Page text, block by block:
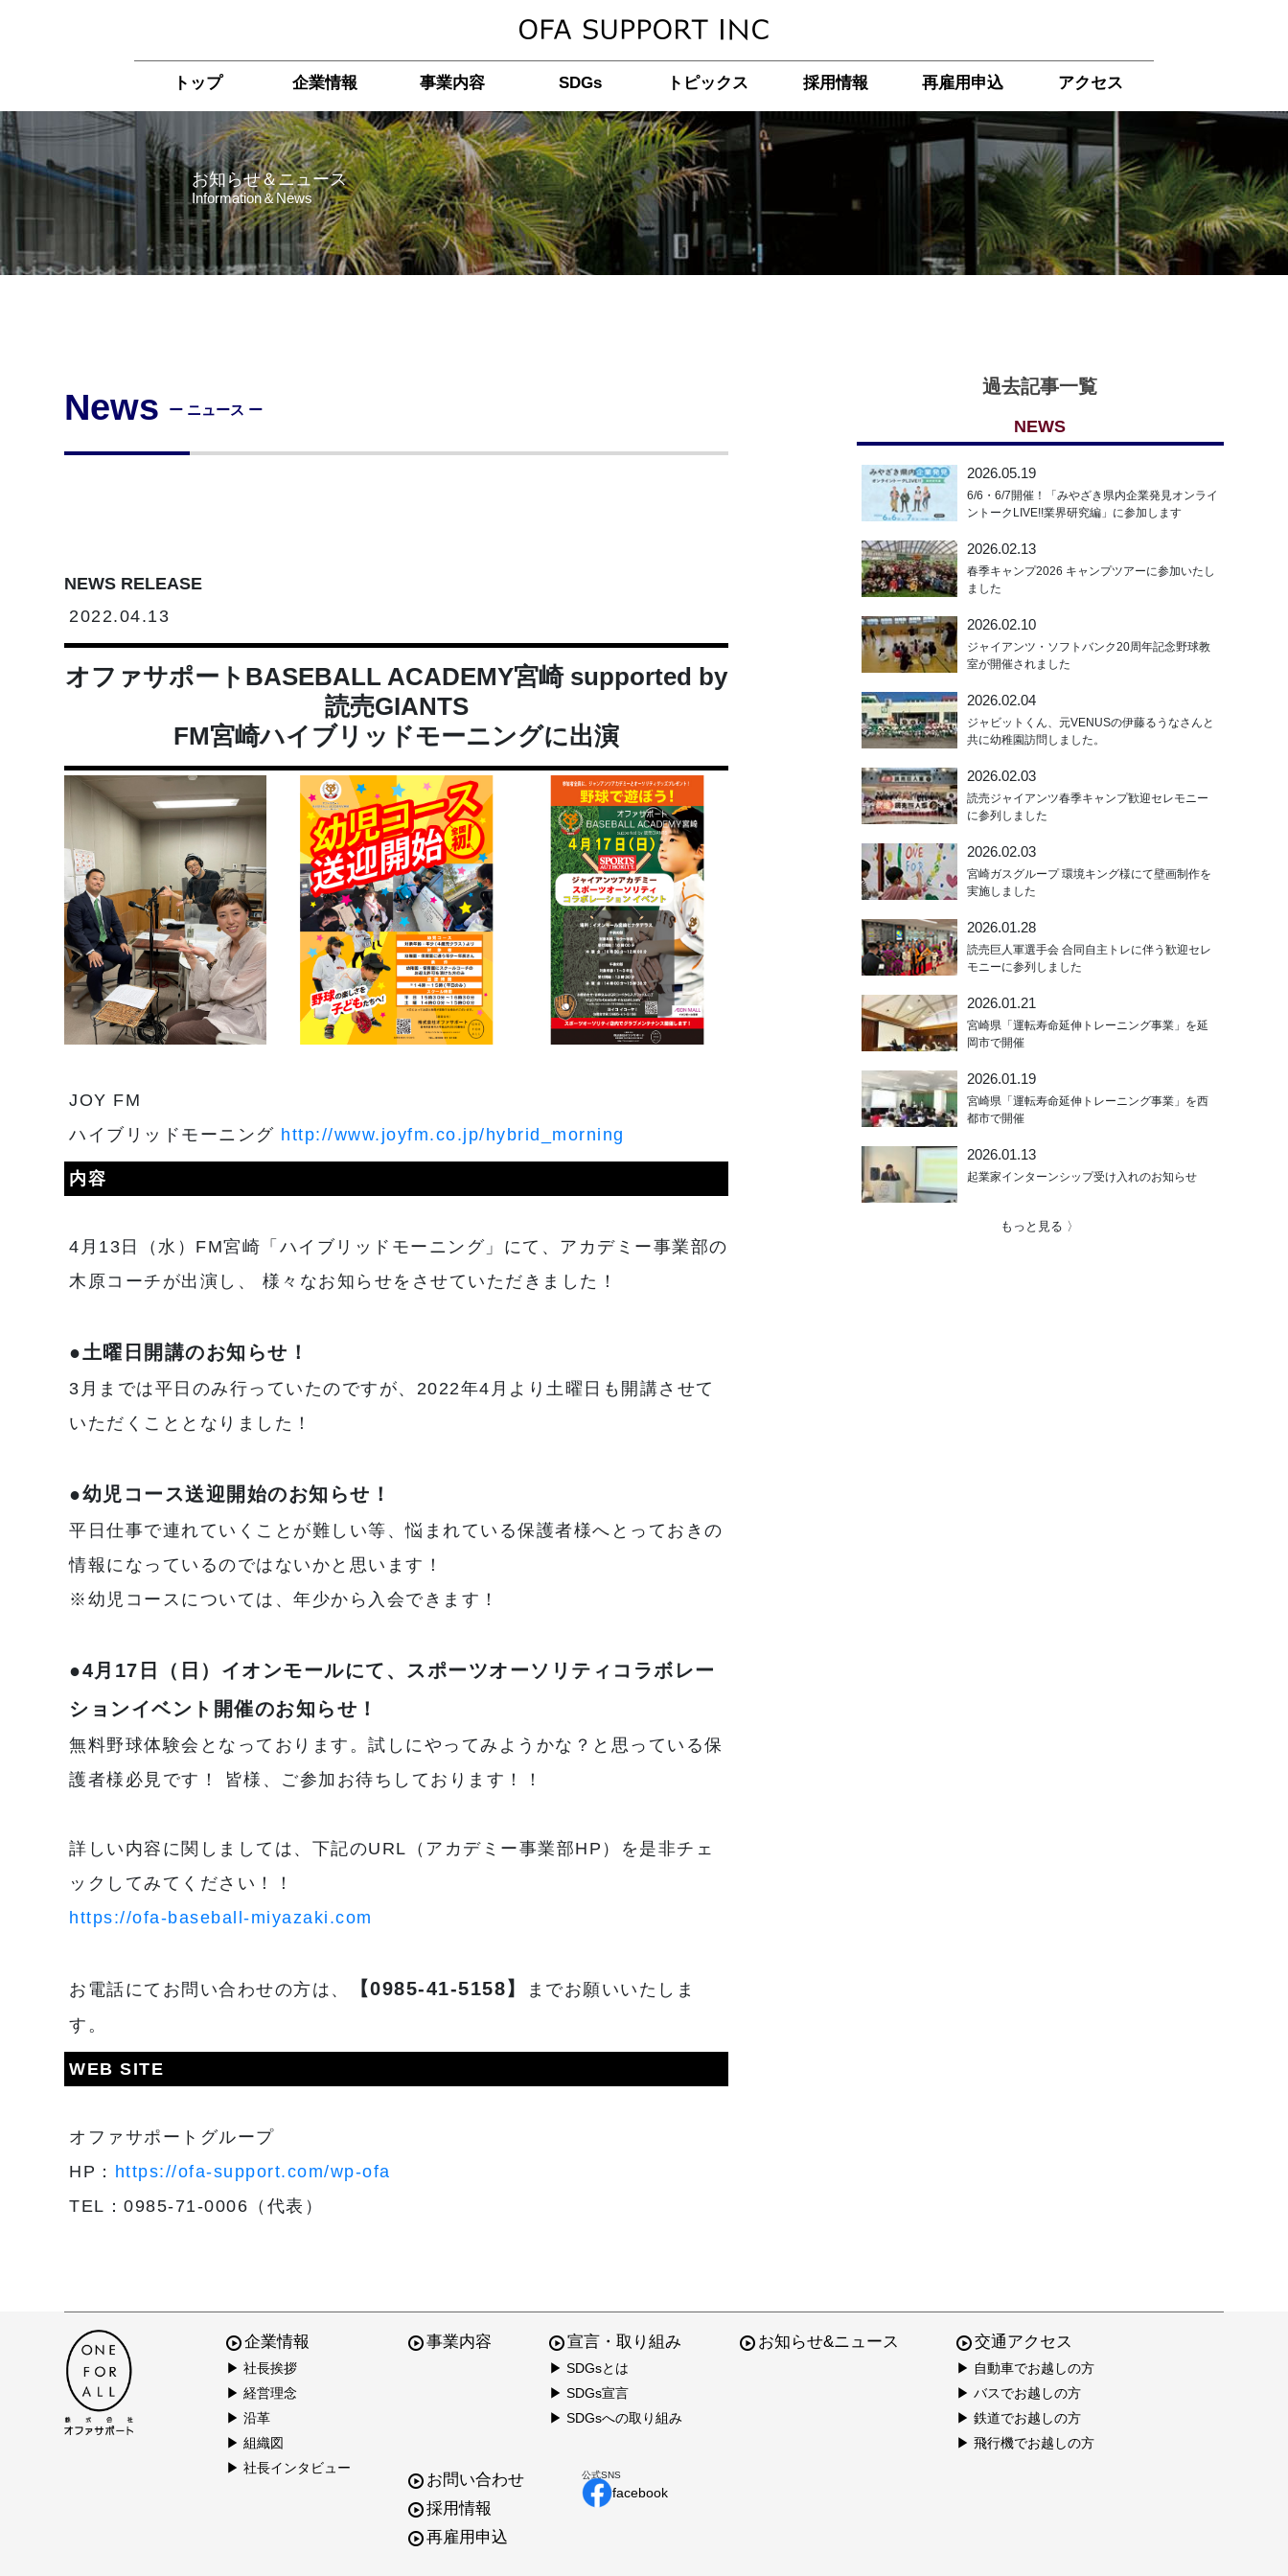
お知らせ＆ニュース
Information＆News
トップ 企業情報 事業内容 SDGs トピックス 採用情報 再雇用申込 アクセス
News ー ニュース ー
NEWS RELEASE
2022.04.13
オファサポートBASEBALL ACADEMY宮崎 supported by
読売GIANTS
FM宮崎ハイブリッドモーニングに出演
JOY FM
ハイブリッドモーニング http://www.joyfm.co.jp/hybrid_morning
内容
4月13日（水）FM宮崎「ハイブリッドモーニング」にて、アカデミー事業部の
木原コーチが出演し、 様々なお知らせをさせていただきました！
●土曜日開講のお知らせ！
3月までは平日のみ行っていたのですが、2022年4月より土曜日も開講させて
いただくこととなりました！
●幼児コース送迎開始のお知らせ！
平日仕事で連れていくことが難しい等、悩まれている保護者様へとっておきの
情報になっているのではないかと思います！
※幼児コースについては、年少から入会できます！
●4月17日（日）イオンモールにて、スポーツオーソリティコラボレー
ションイベント開催のお知らせ！
無料野球体験会となっております。試しにやってみようかな？と思っている保
護者様必見です！ 皆様、ご参加お待ちしております！！
詳しい内容に関しましては、下記のURL（アカデミー事業部HP）を是非チェ
ックしてみてください！！
https://ofa-baseball-miyazaki.com
お電話にてお問い合わせの方は、 【0985-41-5158】
までお願いいたしま
す。
WEB SITE
オファサポートグループ
HP： https://ofa-support.com/wp-ofa
TEL：0985-71-0006（代表）
過去記事一覧
NEWS
2026.05.19
6/6・6/7開催！「みやざき県内企業発見オンライ
ントークLIVE!!業界研究編」に参加します
2026.02.13
春季キャンプ2026 キャンプツアーに参加いたし
ました
2026.02.10
ジャイアンツ・ソフトバンク20周年記念野球教
室が開催されました
2026.02.04
ジャビットくん、元VENUSの伊藤るうなさんと
共に幼稚園訪問しました。
2026.02.03
読売ジャイアンツ春季キャンプ歓迎セレモニー
に参列しました
2026.02.03
宮崎ガスグループ 環境キング様にて壁画制作を
実施しました
2026.01.28
読売巨人軍選手会 合同自主トレに伴う歓迎セレ
モニーに参列しました
2026.01.21
宮崎県「運転寿命延伸トレーニング事業」を延
岡市で開催
2026.01.19
宮崎県「運転寿命延伸トレーニング事業」を西
都市で開催
2026.01.13
起業家インターンシップ受け入れのお知らせ
もっと見る 〉
企業情報
▶ 社長挨拶
▶ 経営理念
▶ 沿革
▶ 組織図
▶ 社長インタビュー
事業内容 宣言・取り組み
▶ SDGsとは
▶ SDGs宣言
▶ SDGsへの取り組み
お知らせ&ニュース 交通アクセス
▶ 自動車でお越しの方
▶ バスでお越しの方
▶ 鉄道でお越しの方
▶ 飛行機でお越しの方
お問い合わせ
採用情報
再雇用申込
公式SNS
facebook